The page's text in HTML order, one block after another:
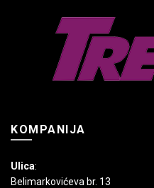
biti
izabrane
na
stranici
proizvoda.
KOMPANIJA
Ulica:
Belimarkovićeva br. 13